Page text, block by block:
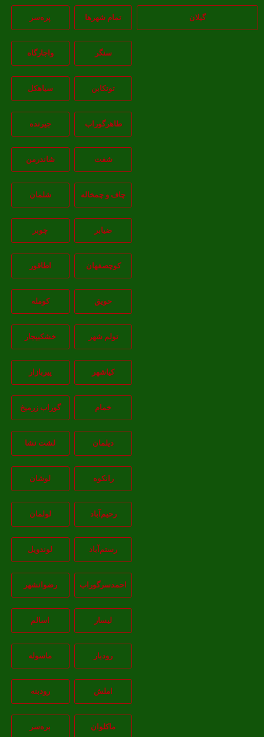
گیلان تمام شهر‌ها پره‌سر
سنگر واجارگاه
توتکابن سیاهکل
طاهرگوراب جیرنده
شفت شاندرمن
چاف و چمخاله شلمان
ضیابر چوبر
کوچصفهان اطاقور
حویق کومله
تولم شهر خشکبیجار
کیاشهر پیربازار
خمام گوراب زرمیخ
دیلمان لشت نشا
رانکوه لوشان
رحیم‌آباد لولمان
رستم‌آباد لوندویل
احمدسرگوراب رضوانشهر
لیسار اسالم
رودبار ماسوله
املش رودبنه
ماکلوان بره‌سر